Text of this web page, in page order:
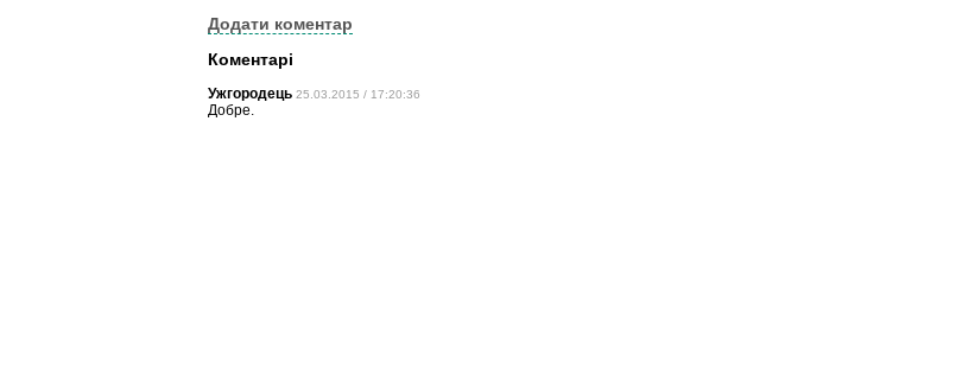
Додати коментар
Коментарі
Ужгородець 25.03.2015 / 17:20:36
Добре.